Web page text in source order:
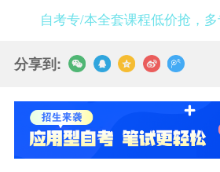
自考专/本全套课程低价抢，
分享到: